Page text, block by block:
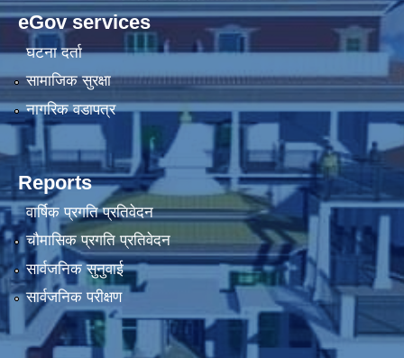
eGov services
घटना दर्ता
सामाजिक सुरक्षा
नागरिक वडापत्र
Reports
वार्षिक प्रगति प्रतिवेदन
चौमासिक प्रगति प्रतिवेदन
सार्वजनिक सुनुवाई
सार्वजनिक परीक्षण